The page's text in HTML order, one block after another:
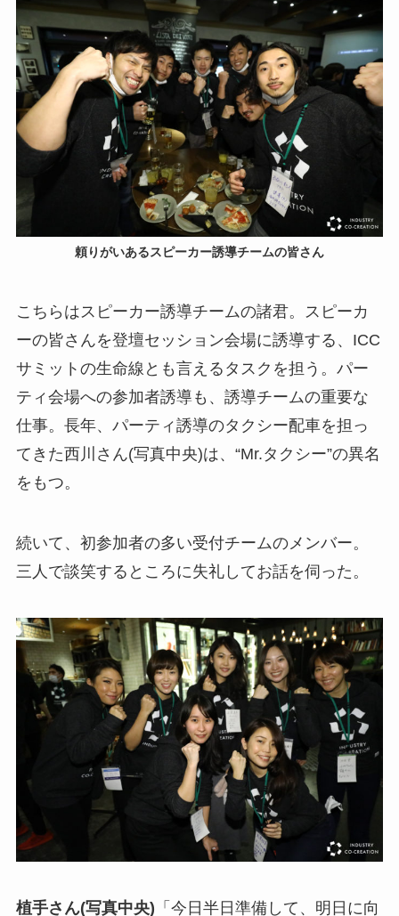
頼りがいあるスピーカー誘導チームの皆さん
こちらはスピーカー誘導チームの諸君。スピーカ
ーの皆さんを登壇セッション会場に誘導する、ICC
サミットの生命線とも言えるタスクを担う。パー
ティ会場への参加者誘導も、誘導チームの重要な
仕事。長年、パーティ誘導のタクシー配車を担っ
てきた西川さん(写真中央)は、“Mr.タクシー”の異名
をもつ。
続いて、初参加者の多い受付チームのメンバー。
三人で談笑するところに失礼してお話を伺った。
植手さん(写真中央) 「今日半日準備して、明日に向